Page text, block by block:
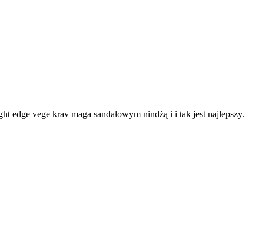
edge vege krav maga sandałowym nindżą i i tak jest najlepszy.